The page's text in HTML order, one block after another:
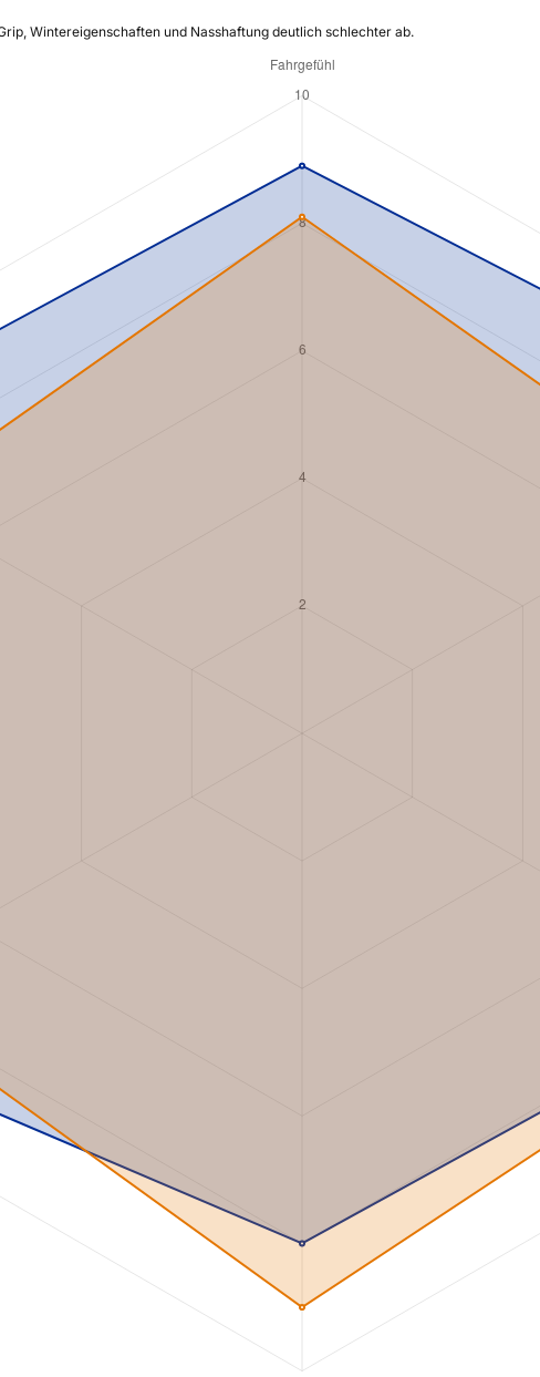
Wintereigenschaften und Nasshaftung deutlich schlechter ab.